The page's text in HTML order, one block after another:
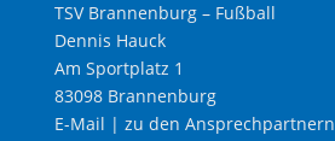
TSV Brannenburg – Fußball
Dennis Hauck
Am Sportplatz 1
83098 Brannenburg
E-Mail | zu den Ansprechpartnern